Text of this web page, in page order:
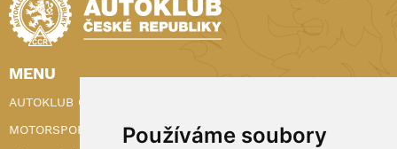
Používáme soubory
MENU
AUTOKLUB ČR
MOTORSPORT